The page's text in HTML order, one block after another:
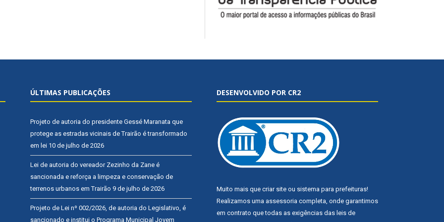
ÚLTIMAS PUBLICAÇÕES
Projeto de autoria do presidente Gessé Maranata que
protege as estradas vicinais de Trairão é transformado
em lei 10 de julho de 2026
Lei de autoria do vereador Zezinho da Zane é
sancionada e reforça a limpeza e conservação de
terrenos urbanos em Trairão 9 de julho de 2026
Projeto de Lei nº 002/2026, de autoria do Legislativo, é
sancionado e institui o Programa Municipal Jovem
DESENVOLVIDO POR CR2
Muito mais que criar site ou sistema para prefeituras!
Realizamos uma assessoria completa, onde garantimos
em contrato que todas as exigências das leis de